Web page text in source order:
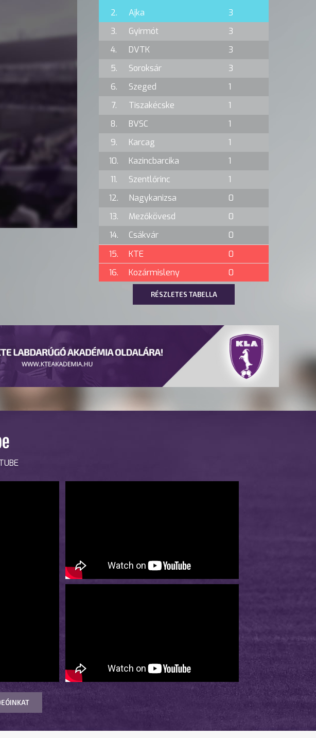
2.
Ajka
3
3.
Gyirmót
3
4.
DVTK
3
5.
Soroksár
3
6.
Szeged
1
7.
Tiszakécske
1
8.
BVSC
1
9.
Karcag
1
10.
Kazincbarcika
1
11.
Szentlőrinc
1
12.
Nagykanizsa
0
13.
Mezőkövesd
0
14.
Csákvár
0
15.
KTE
0
16.
Kozármisleny 0
RÉSZLETES TABELLA